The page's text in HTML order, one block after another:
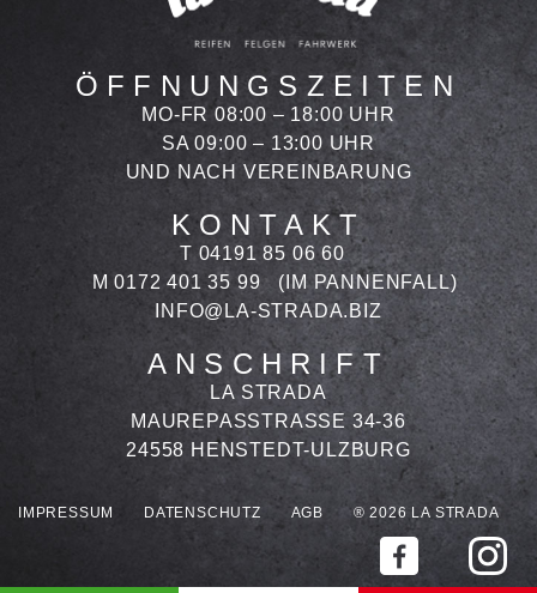
ÖFFNUNGSZEITEN
MO-FR 08:00 – 18:00 UHR
SA 09:00 – 13:00 UHR
UND NACH VEREINBARUNG
KONTAKT
T 04191 85 06 60
M 0172 401 35 99
(IM PANNENFALL)
INFO@LA-STRADA.BIZ
ANSCHRIFT
LA STRADA
MAUREPASSTRASSE 34-36
24558 HENSTEDT-ULZBURG
IMPRESSUM DATENSCHUTZ AGB ® 2026 LA STRADA